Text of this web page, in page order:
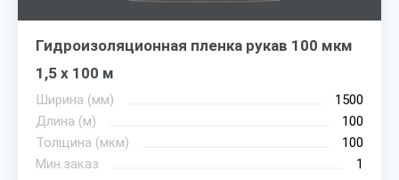
Гидроизоляционная пленка рукав 100 мкм
1,5 х 100 м
Ширина (мм)
1500
Длина (м)
100
Толщина (мкм)
100
Мин.заказ
1